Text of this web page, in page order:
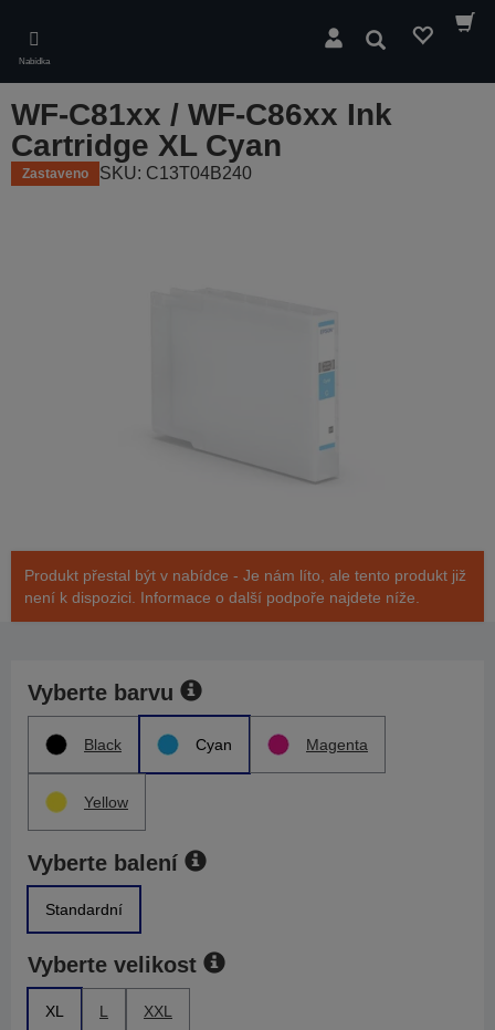
main
content
Nabídka
Hledat
WF-C81xx / WF-C86xx Ink
Cartridge XL Cyan
Zastaveno SKU: C13T04B240
Produkt přestal být v nabídce - Je nám líto, ale tento produkt již
není k dispozici. Informace o další podpoře najdete níže.
Vyberte barvu
Black Cyan Magenta
Yellow
Vyberte balení
Standardní
Vyberte velikost
XL L XXL